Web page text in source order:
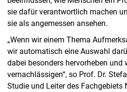
sie dafür verantwortlich machen
sie als angemessen ansehen.
„Wenn wir einem Thema
wir automatisch eine Auswahl
dabei besonders hervorheben und
vernachlässigen“, so Prof. Dr.
Studie und Leiter des Fachgebiets